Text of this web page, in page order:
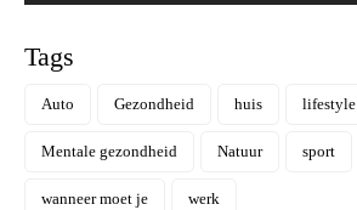
Tags
Auto Gezondheid huis lifestyle
Mentale gezondheid Natuur sport
wanneer moet je werk